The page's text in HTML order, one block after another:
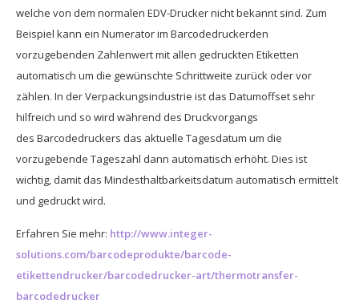
welche von dem normalen EDV-Drucker nicht bekannt sind. Zum
Beispiel kann ein Numerator im Barcodedruckerden
vorzugebenden Zahlenwert mit allen gedruckten Etiketten
automatisch um die gewünschte Schrittweite zurück oder vor
zählen. In der Verpackungsindustrie ist das Datumoffset sehr
hilfreich und so wird während des Druckvorgangs
des Barcodedruckers das aktuelle Tagesdatum um die
vorzugebende Tageszahl dann automatisch erhöht. Dies ist
wichtig, damit das Mindesthaltbarkeitsdatum automatisch ermittelt
und gedruckt wird.
Erfahren Sie mehr: http://www.integer-
solutions.com/barcodeprodukte/barcode-
etikettendrucker/barcodedrucker-art/thermotransfer-
barcodedrucker